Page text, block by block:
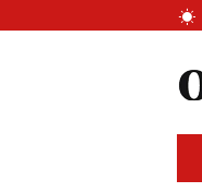
o
o
-
o
l
e